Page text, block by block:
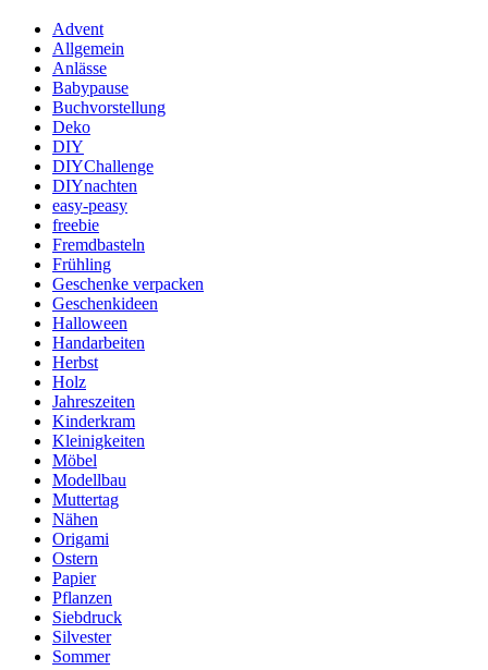
Advent
Allgemein
Anlässe
Babypause
Buchvorstellung
Deko
DIY
DIYChallenge
DIYnachten
easy-peasy
freebie
Fremdbasteln
Frühling
Geschenke verpacken
Geschenkideen
Halloween
Handarbeiten
Herbst
Holz
Jahreszeiten
Kinderkram
Kleinigkeiten
Möbel
Modellbau
Muttertag
Nähen
Origami
Ostern
Papier
Pflanzen
Siebdruck
Silvester
Sommer